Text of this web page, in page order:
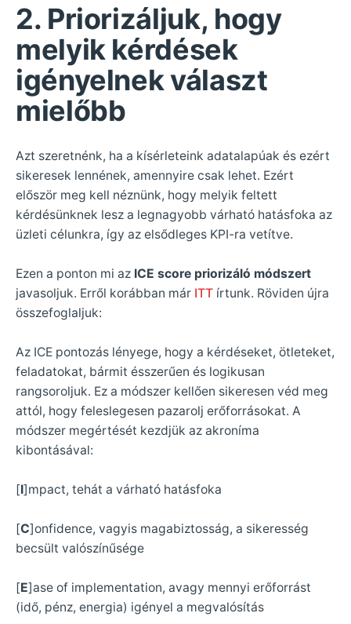
2. Priorizáljuk, hogy
melyik kérdések
igényelnek választ
mielőbb
Azt szeretnénk, ha a kísérleteink adatalapúak és ezért
sikeresek lennének, amennyire csak lehet. Ezért
először meg kell néznünk, hogy melyik feltett
kérdésünknek lesz a legnagyobb várható hatásfoka az
üzleti célunkra, így az elsődleges KPI-ra vetítve.
Ezen a ponton mi az ICE score priorizáló módszert
javasoljuk. Erről korábban már ITT írtunk. Röviden újra
összefoglaljuk:
Az ICE pontozás lényege, hogy a kérdéseket, ötleteket,
feladatokat, bármit ésszerűen és logikusan
rangsoroljuk. Ez a módszer kellően sikeresen véd meg
attól, hogy feleslegesen pazarolj erőforrásokat. A
módszer megértését kezdjük az akroníma
kibontásával:
[I]mpact, tehát a várható hatásfoka
[C]onfidence, vagyis magabiztosság, a sikeresség
becsült valószínűsége
[E]ase of implementation, avagy mennyi erőforrást
(idő, pénz, energia) igényel a megvalósítás